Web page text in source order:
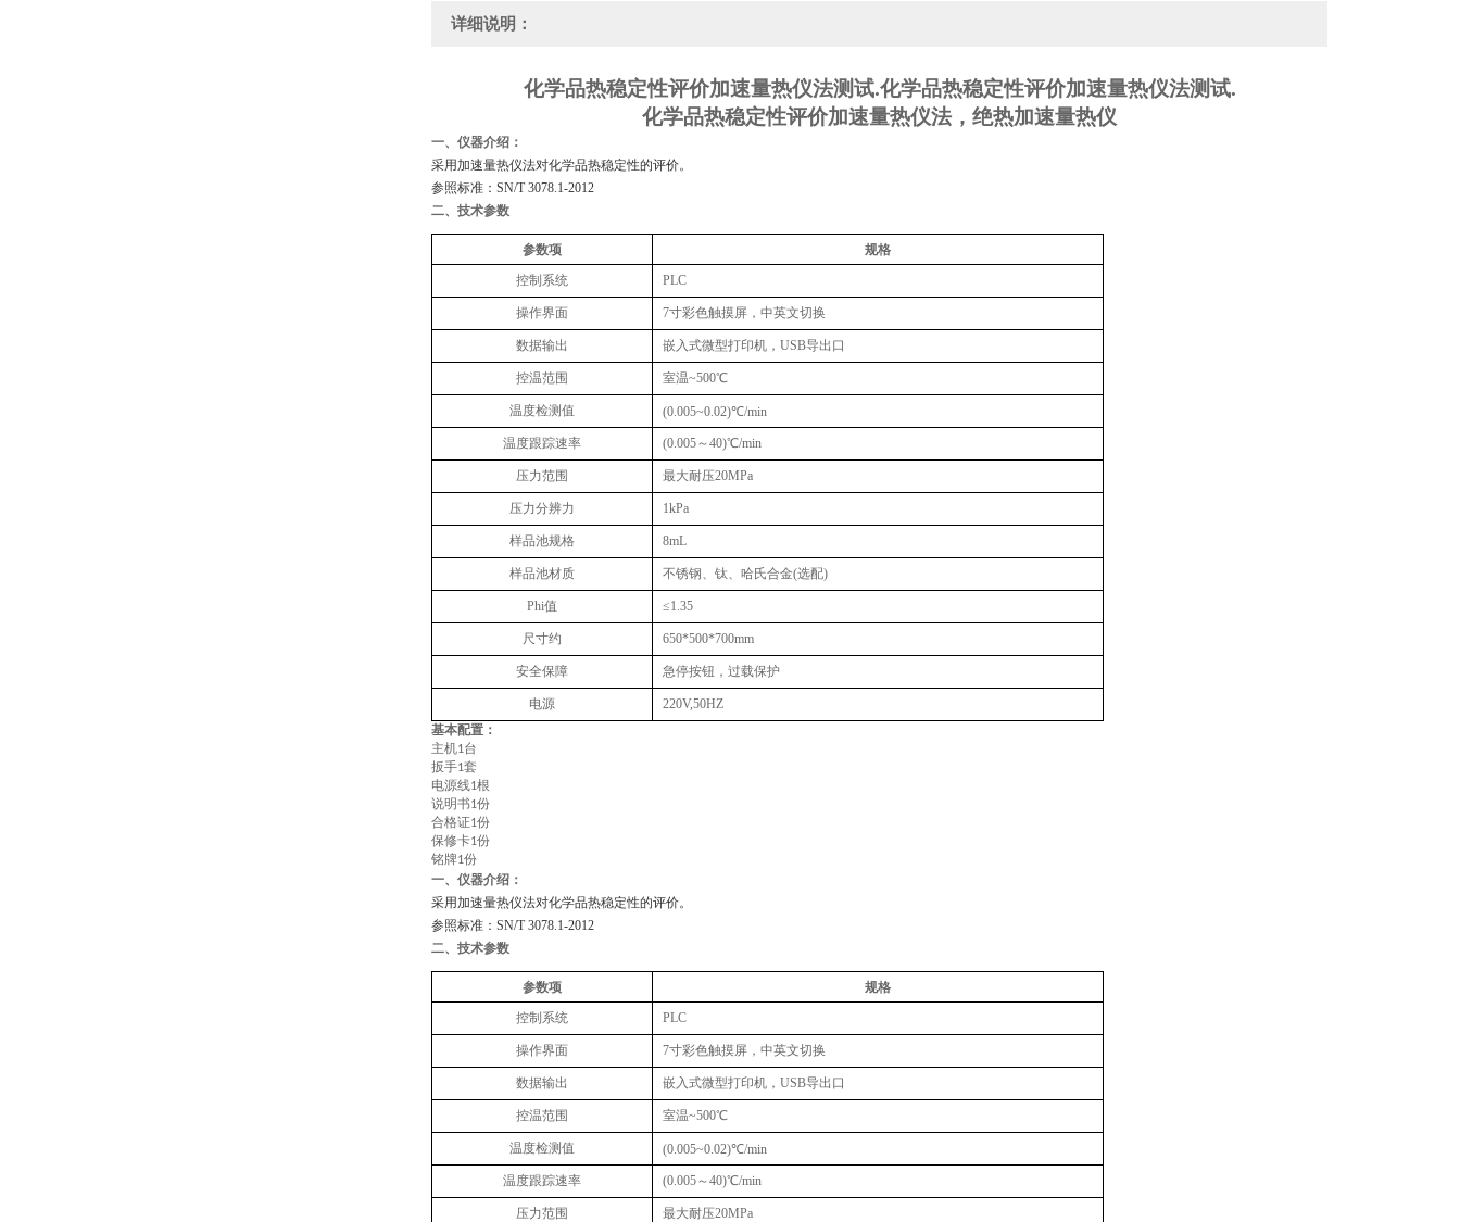
详细说明：
化学品热稳定性评价加速量热仪法测试.化学品热稳定性评价加速量热仪法测试.
化学品热稳定性评价加速量热仪法， 绝热加速量热仪
一、 仪器介绍：
采用加速量热仪法对化学品热稳定性的评价。
参照标准：SN/T 3078.1-2012
二、技术参数
参数项
规格
控制系统
PLC
操作界面 7寸彩色触摸屏，中英文切换
数据输出 嵌入式微型打印机，USB导出口
控温范围 室温~500℃
温度检测值 (0.005~0.02)℃/min
温度跟踪速率 (0.005～40)℃/min
压力范围 最大耐压20MPa
压力分辨力 1kPa
样品池规格 8mL
样品池材质 不锈钢、钛、哈氏合金(选配)
Phi值 ≤1.35
尺寸约 650*500*700mm
安全保障 急停按钮，过载保护
‌电源
220V,50HZ
基本配置：
主机1台
扳手1套
电源线1根
说明书1份
合格证1份
保修卡1份
铭牌1份
一、 仪器介绍：
采用加速量热仪法对化学品热稳定性的评价。
参照标准：SN/T 3078.1-2012
二、技术参数
参数项
规格
控制系统
PLC
操作界面 7寸彩色触摸屏，中英文切换
数据输出 嵌入式微型打印机，USB导出口
控温范围 室温~500℃
温度检测值 (0.005~0.02)℃/min
温度跟踪速率 (0.005～40)℃/min
压力范围 最大耐压20MPa